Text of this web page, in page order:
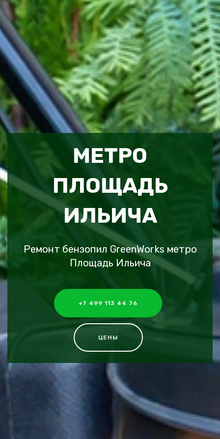
МЕТРО
ПЛОЩАДЬ
ИЛЬИЧА
Ремонт бензопил GreenWorks метро
Площадь Ильича
+7 499 113 44 76
ЦЕНЫ